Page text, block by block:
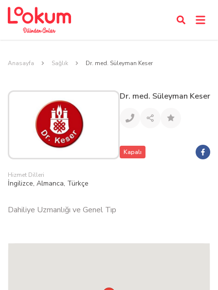
Anasayfa Sağlık Dr. med. Süleyman Keser
Dr. med. Süleyman Keser
Kapalı
Hizmet Dilleri
İngilizce, Almanca, Türkçe
Dahiliye Uzmanlığı ve Genel Tıp